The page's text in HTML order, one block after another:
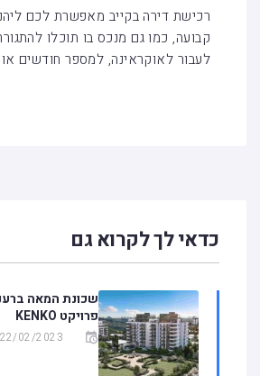
רכישת דירה בקייב מאפשרת לכם
קבועה, כמו גם מנכס בו תוכלו
לעבור לאוקראינה, למספר חודשים
כדאי לך לקרוא גם
שכונת המאה
פרויקט KENKO
22/02/2023